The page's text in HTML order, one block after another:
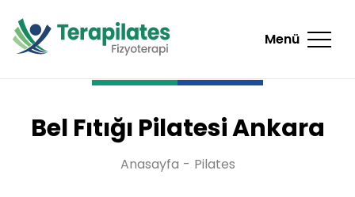
Menü
Bel Fıtığı Pilatesi Ankara
Anasayfa Pilates